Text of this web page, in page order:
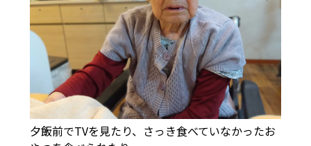
夕飯前でTVを見たり、さっき食べていなかったお